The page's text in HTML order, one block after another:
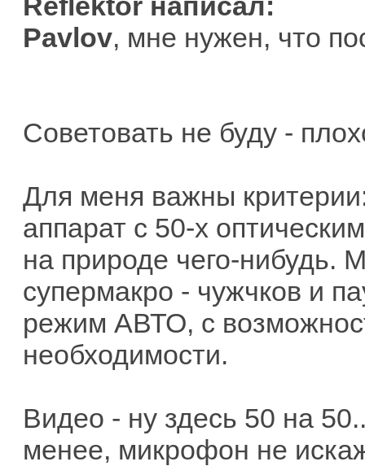
Pavlov, мне нужен, что
Советовать не буду -
Для меня важны
аппарат с 50-х
на природе чего-нибудь.
супермакро - чужчков и
режим АВТО, с
необходимости.
Видео - ну здесь 50 на
менее, микрофон не